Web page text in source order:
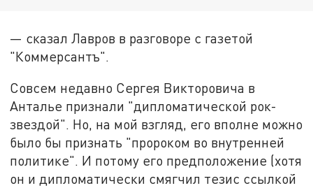
— сказал Лавров в разговоре с газетой
"Коммерсантъ".
Совсем недавно Сергея Викторовича в
Анталье признали "дипломатической рок-
звездой". Но, на мой взгляд, его вполне можно
было бы признать "пророком во внутренней
политике". И потому его предположение (хотя
он и дипломатически смягчил тезис ссылкой